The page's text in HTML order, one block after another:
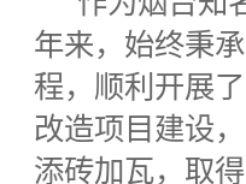
年来，始终秉
程，顺利开展
改造项目建设
添砖加瓦，取